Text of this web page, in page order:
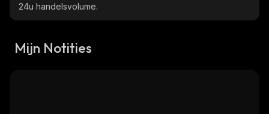
24u handelsvolume.
Mijn Notities